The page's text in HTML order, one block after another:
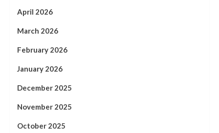
April 2026
March 2026
February 2026
January 2026
December 2025
November 2025
October 2025